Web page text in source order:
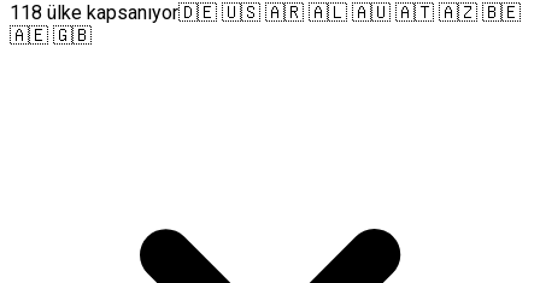
118 ülke kapsanıyor🇩🇪 🇺🇸 🇦🇷 🇦🇱 🇦🇺 🇦🇹 🇦🇿 🇧🇪
🇦🇪 🇬🇧